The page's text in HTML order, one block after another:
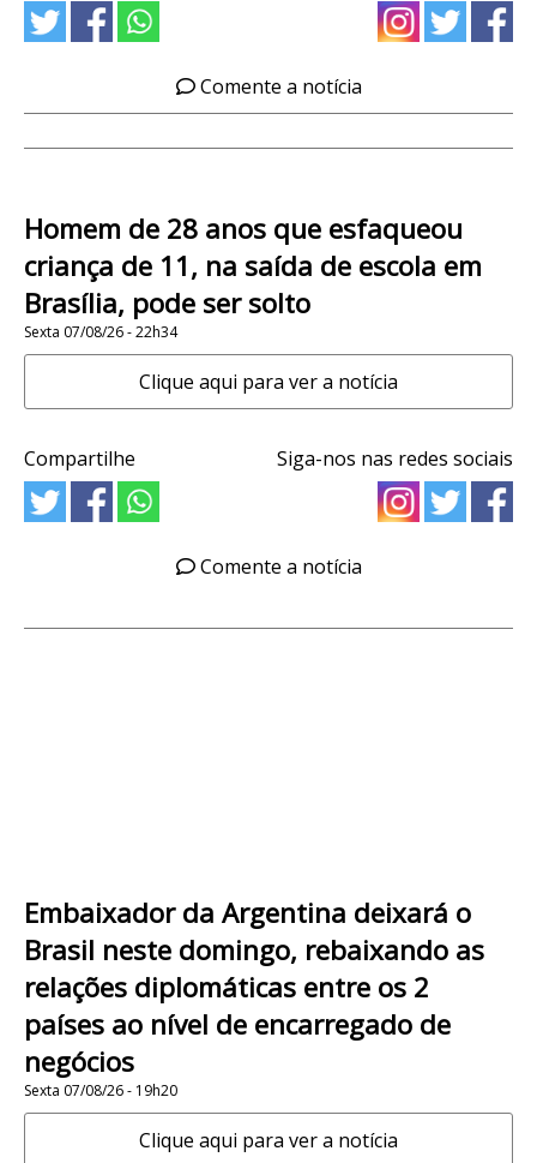
Comente a notícia
Homem de 28 anos que esfaqueou
criança de 11, na saída de escola em
Brasília, pode ser solto
Sexta 07/08/26 - 22h34
Clique aqui para ver a notícia
Compartilhe Siga-nos nas redes sociais
Comente a notícia
Embaixador da Argentina deixará o
Brasil neste domingo, rebaixando as
relações diplomáticas entre os 2
países ao nível de encarregado de
negócios
Sexta 07/08/26 - 19h20
Clique aqui para ver a notícia